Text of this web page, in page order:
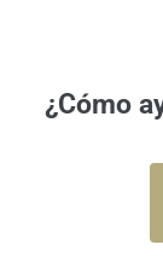
¿Cómo